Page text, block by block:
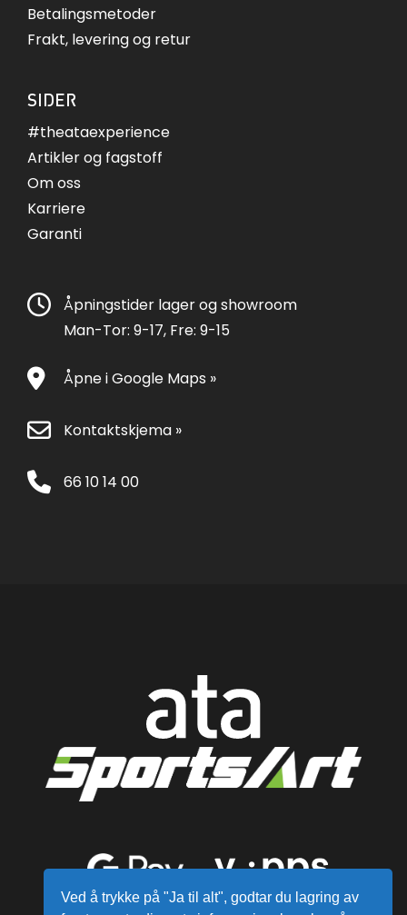
Betalingsmetoder
Frakt, levering og retur
SIDER
#theataexperience
Artikler og fagstoff
Om oss
Karriere
Garanti
Åpningstider lager og showroom
Man-Tor: 9-17, Fre: 9-15
Åpne i Google Maps »
Kontaktskjema »
66 10 14 00
Ved å trykke på "Ja til alt", godtar du lagring av